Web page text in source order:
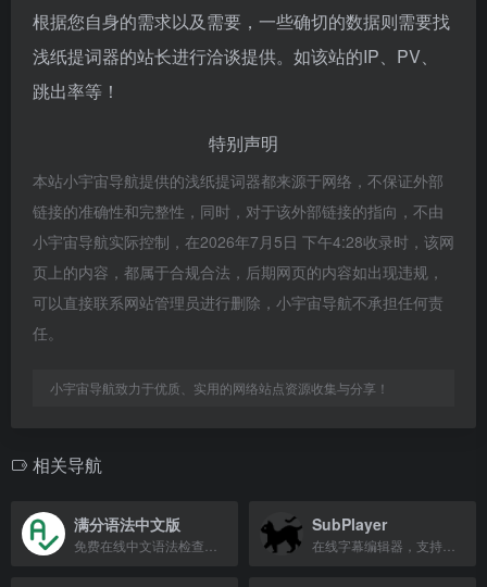
根据您自身的需求以及需要，一些确切的数据则需要找
浅纸提词器的站长进行洽谈提供。如该站的IP、PV、
跳出率等！
特别声明
本站小宇宙导航提供的浅纸提词器都来源于网络，不保证外部
链接的准确性和完整性，同时，对于该外部链接的指向，不由
小宇宙导航实际控制，在2026年7月5日 下午4:28收录时，该网
页上的内容，都属于合规合法，后期网页的内容如出现违规，
可以直接联系网站管理员进行删除，小宇宙导航不承担任何责
任。
小宇宙导航致力于优质、实用的网络站点资源收集与分享！
相关导航
满分语法中文版 SubPlayer